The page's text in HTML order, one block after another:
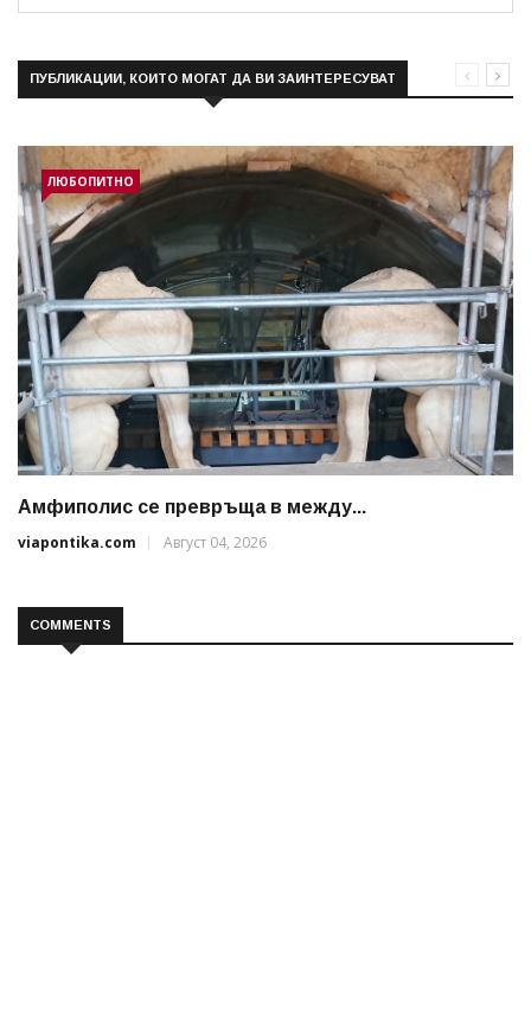
ПУБЛИКАЦИИ, КОИТО МОГАТ ДА ВИ ЗАИНТЕРЕСУВАТ
ЛЮБОПИТНО
Амфиполис се превръща в между...
viapontika.com
Август 04, 2026
COMMENTS